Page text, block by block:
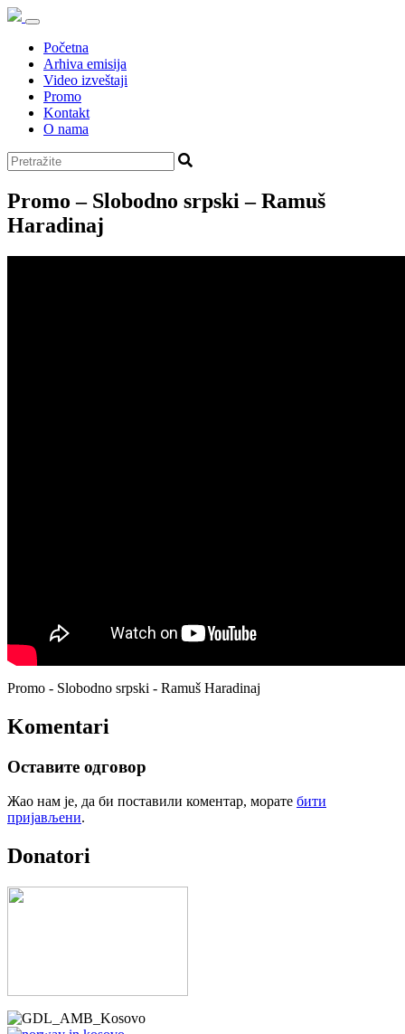
Početna
Arhiva emisija
Video izveštaji
Promo
Kontakt
O nama
Promo – Slobodno srpski – Ramuš
Haradinaj
Promo - Slobodno srpski - Ramuš Haradinaj
Komentari
Оставите одговор
Жао нам је, да би поставили коментар, морате бити
пријављени.
Donatori